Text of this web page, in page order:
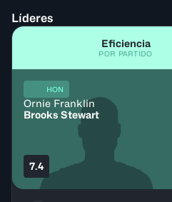
Líderes
Eficiencia
POR PARTIDO
HON
Ornie Franklin
Brooks Stewart
7.4